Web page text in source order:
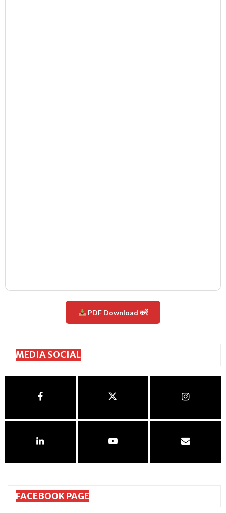
PDF Download करें
MEDIA SOCIAL
FACEBOOK PAGE